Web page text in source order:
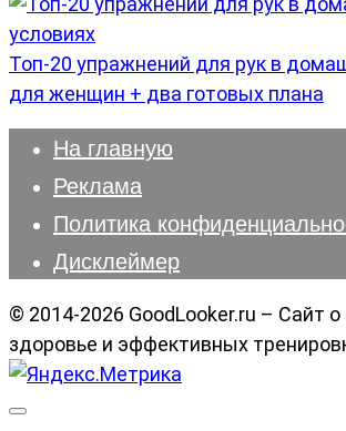
Топ-20 упражнений для рук в
для женщин + два готовых плана
На главную
Реклама
Политика
Дисклеймер
© 2014-2026 GoodLooker.ru – Сайт
здоровье и эффективных